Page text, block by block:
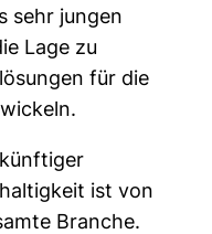
sehr jungen
Lage zu
für die
ist von
Branche.